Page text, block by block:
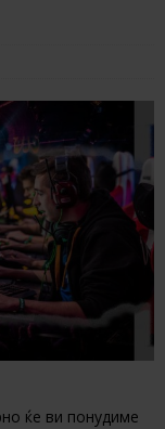
ќе ви понудиме